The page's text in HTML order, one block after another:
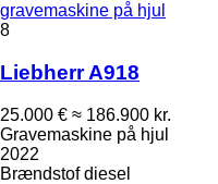
gravemaskine på hjul
8
Liebherr A918
25.000 € ≈ 186.900 kr.
Gravemaskine på hjul
2022
Brændstof diesel